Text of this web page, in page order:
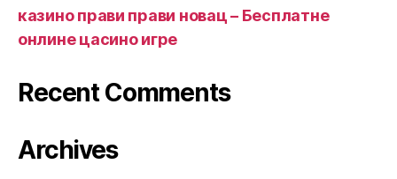
казино прави прави новац – Бесплатне
онлине цасино игре
Recent Comments
Archives